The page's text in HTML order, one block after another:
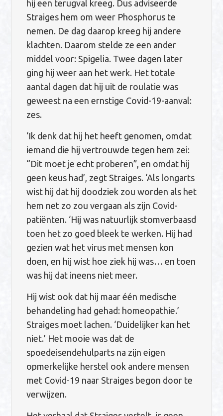
hij een terugval kreeg. Dus adviseerde
Straiges hem om weer Phosphorus te
nemen. De dag daarop kreeg hij andere
klachten. Daarom stelde ze een ander
middel voor: Spigelia. Twee dagen later
ging hij weer aan het werk. Het totale
aantal dagen dat hij uit de roulatie was
geweest na een ernstige Covid-19-aanval:
zes.
‘Ik denk dat hij het heeft genomen, omdat
iemand die hij vertrouwde tegen hem zei:
“Dit moet je echt proberen”, en omdat hij
geen keus had’, zegt Straiges. ‘Als longarts
wist hij dat hij doodziek zou worden als het
hem net zo zou vergaan als zijn Covid-
patiënten. ‘Hij was natuurlijk stomverbaasd
toen het zo goed bleek te werken. Hij had
gezien wat het virus met mensen kon
doen, en hij wist hoe ziek hij was… en toen
was hij dat ineens niet meer.
Hij wist ook dat hij maar één medische
behandeling had gehad: homeopathie.’
Straiges moet lachen. ‘Duidelijker kan het
niet.’ Het mooie was dat de
spoedeisendehulparts na zijn eigen
opmerkelijke herstel ook andere mensen
met Covid-19 naar Straiges begon door te
verwijzen.